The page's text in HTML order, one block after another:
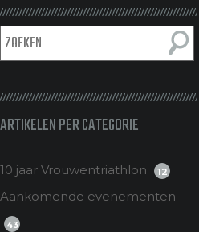
ARTIKELEN PER CATEGORIE
10 jaar Vrouwentriathlon 12
Aankomende evenementen
43